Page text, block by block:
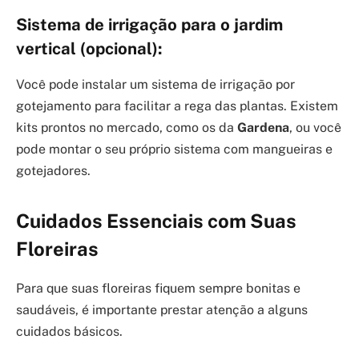
Sistema de irrigação para o jardim
vertical (opcional):
Você pode instalar um sistema de irrigação por
gotejamento para facilitar a rega das plantas. Existem
kits prontos no mercado, como os da Gardena, ou você
pode montar o seu próprio sistema com mangueiras e
gotejadores.
Cuidados Essenciais com Suas
Floreiras
Para que suas floreiras fiquem sempre bonitas e
saudáveis, é importante prestar atenção a alguns
cuidados básicos.